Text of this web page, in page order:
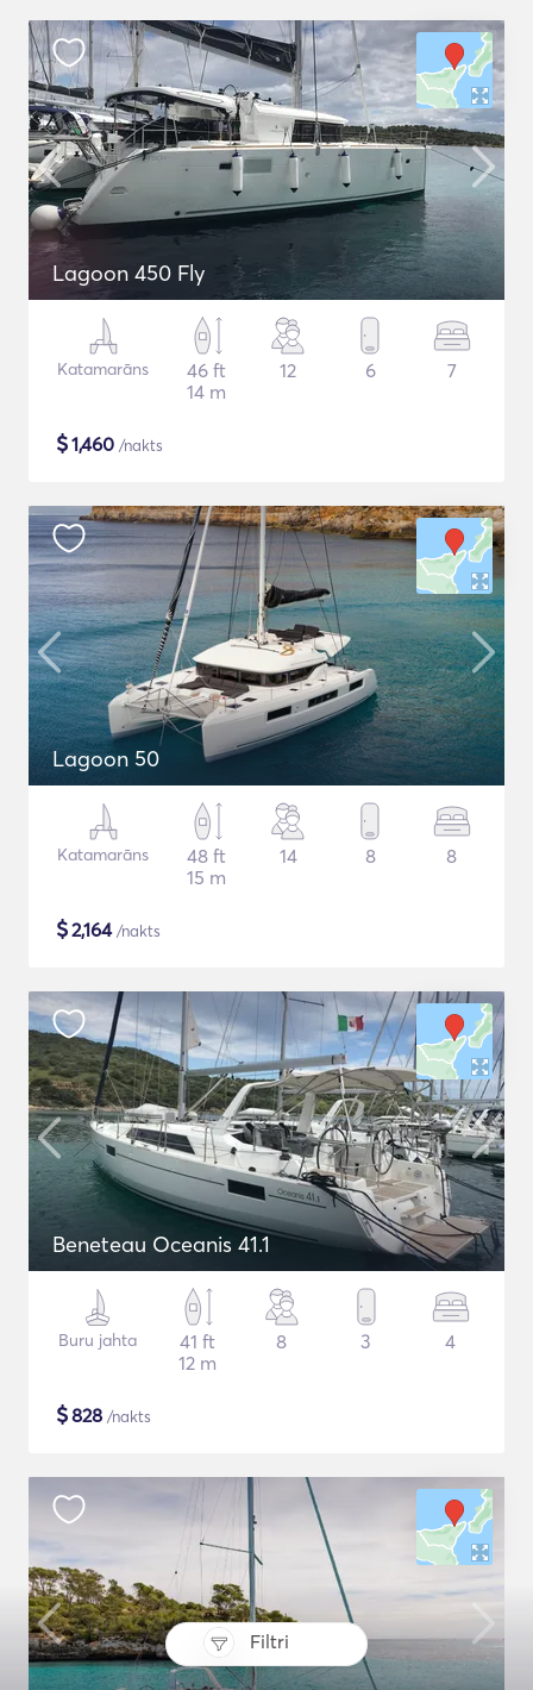
Filtri
Lagoon 450 Fly
Katamarāns
46 ft
14 m
12 6 7
$1,460 /nakts
Lagoon 50
Katamarāns
48 ft
15 m
14 8 8
$2,164/nakts
Beneteau Oceanis 41.1
Buru jahta
41 ft
12 m
8 3 4
$828 /nakts